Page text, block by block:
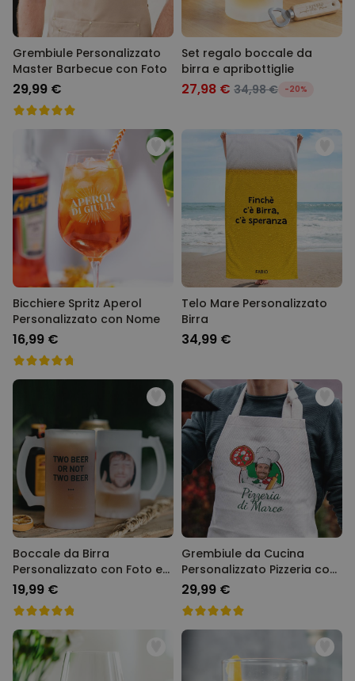
Grembiule Personalizzato
Master Barbecue con Foto
29,99 €
Set regalo boccale da
birra e apribottiglie
27,98 € 34,98 € -20%
Bicchiere Spritz Aperol
Personalizzato con Nome
16,99 €
Telo Mare Personalizzato
Birra
34,99 €
Boccale da Birra
Personalizzato con Foto e
Testo
19,99 €
Grembiule da Cucina
Personalizzato Pizzeria con
Viso
29,99 €